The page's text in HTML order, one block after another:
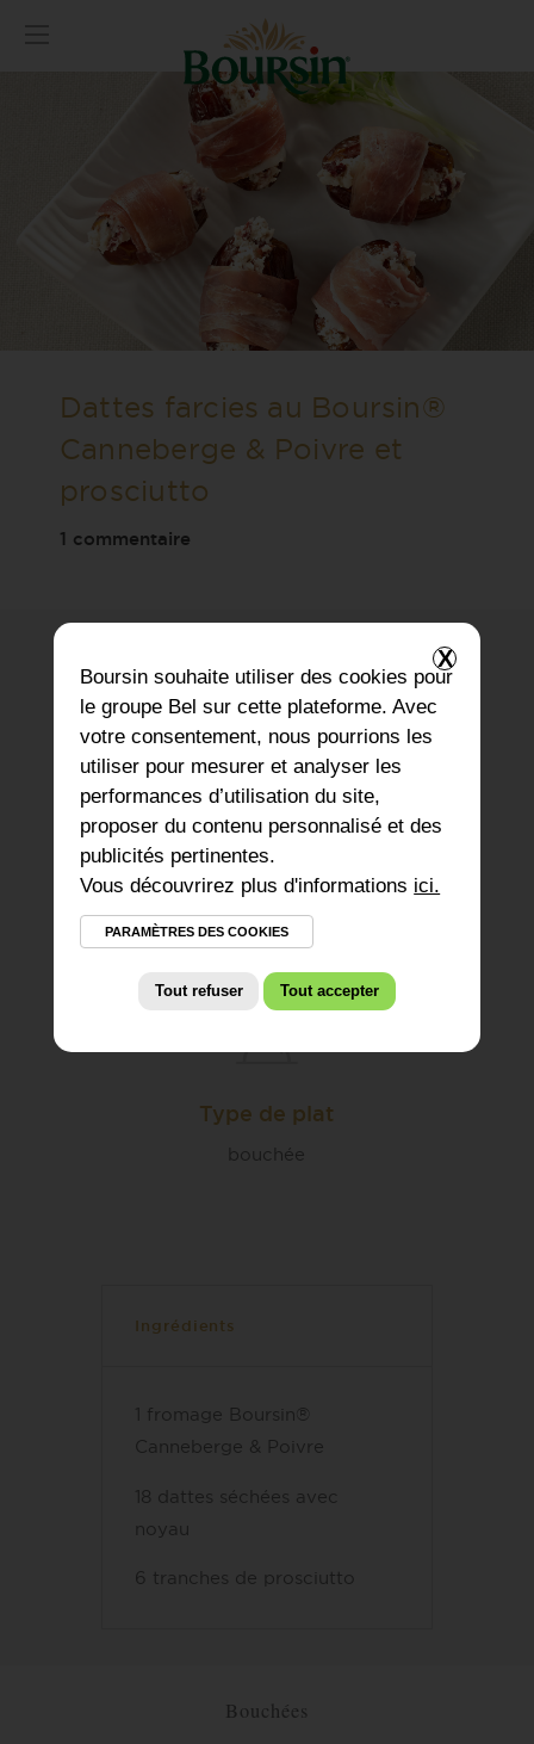
Dattes farcies au Boursin®
Canneberge & Poivre et
prosciutto
1 commentaire
Temps de Préparation
20 minutes
Niveau de difficulté
Type de plat
bouchée
Ingrédients
1 fromage Boursin®
Canneberge & Poivre
18 dattes séchées avec
noyau
6 tranches de prosciutto
Bouchées
X
Boursin souhaite utiliser des cookies pour
le groupe Bel sur cette plateforme. Avec
votre consentement, nous pourrions les
utiliser pour mesurer et analyser les
performances d’utilisation du site,
proposer du contenu personnalisé et des
publicités pertinentes.
Vous découvrirez plus d'informations ici.
PARAMÈTRES DES COOKIES
Tout refuser Tout accepter